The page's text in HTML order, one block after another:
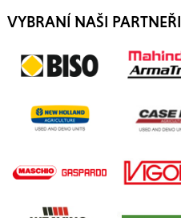
VYBRANÍ NAŠI PARTNEŘI